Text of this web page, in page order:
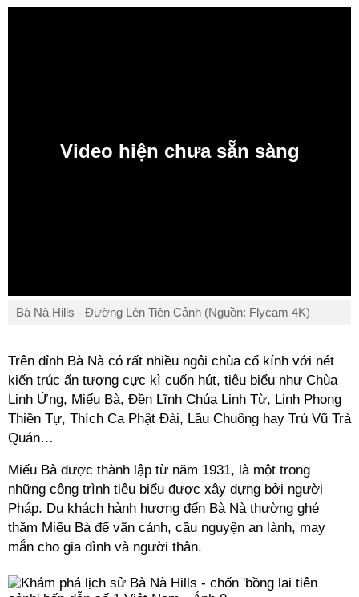
Bà Nà Hills - Đường Lên Tiên Cảnh (Nguồn: Flycam 4K)
Trên đỉnh Bà Nà có rất nhiều ngôi chùa cổ kính với nét
kiến trúc ấn tượng cực kì cuốn hút, tiêu biểu như Chùa
Linh Ứng, Miếu Bà, Đền Lĩnh Chúa Linh Từ, Linh Phong
Thiền Tự, Thích Ca Phật Đài, Lầu Chuông hay Trú Vũ Trà
Quán…
Miếu Bà được thành lập từ năm 1931, là một trong
những công trình tiêu biểu được xây dựng bởi người
Pháp. Du khách hành hương đến Bà Nà thường ghé
thăm Miếu Bà để vãn cảnh, cầu nguyện an lành, may
mắn cho gia đình và người thân.